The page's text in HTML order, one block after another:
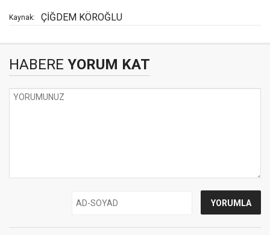
Kaynak: ÇİĞDEM KÖROĞLU
HABERE YORUM KAT